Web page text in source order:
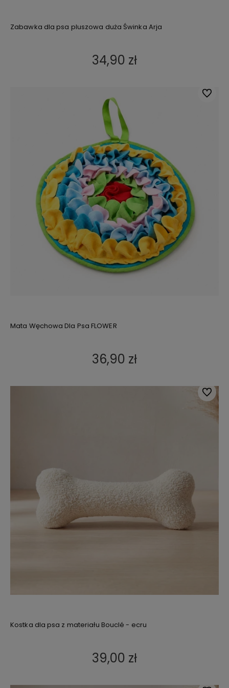
Zabawka dla psa pluszowa duża Świnka Arja
34,90 zł
Mata Węchowa Dla Psa FLOWER
36,90 zł
Do
Kostka dla psa z materiału Bouclé - ecru
39,00 zł
Do